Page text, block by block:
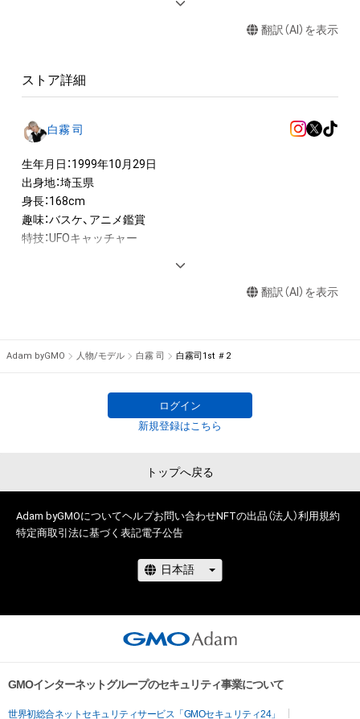
ロゴ等を含みますがこれらに限られません。)にかかる知的財産
出願する権利を含みます。)を意味します。)は、本アイテムの著
けている者によって保護されています。そのため、本アイテム
を保有していたとしても、本アイテムに関する創作物にかかる
知的財産権を有することを意味しません。
・本アイテムの著作権を有する方、著作隣接権の権利者またはそ
の管理委託を受けている者からの事前の同意なしに、上記の「本
アイテムの保有者が有する権利」の範囲を超えた行為、知的財産
権を侵害するおそれのある行為(改変、公開、配布、逆コンパイ
せん。)を行うことはできません。
・本アイテムに関する創作物の利用については、公序良俗や法令
翻訳（AI）を表示
ストア詳細
白霧 司
生年月日：1999年10月29日
出身地：埼玉県
身長：168cm
趣味：バスケ、アニメ鑑賞
特技：UFOキャッチャー
日本初！NFTを活用した男性コンテスト『国民的推しMENコンテ
俳優、モデル、インフルエンサー、タレントなど個性豊かな参加
に選ばれます。NFTを無料でゲットしてあなたの”推し”を応援
しよう！
無料NFTを取得するには、以下『NEWSポストセブン』サイト上
www.news-
翻訳（AI）を表示
Adam byGMO 人物/モデル 白霧 司 白霧司1st ＃2
ログイン
新規登録はこちら
トップへ戻る
Adam byGMOについてヘルプお問い合わせNFTの出品（法人）利用規約
特定商取引法に基づく表記電子公告
GMOインターネットグループのセキュリティ事業について
世界初総合ネットセキュリティサービス「GMOセキュリティ24」